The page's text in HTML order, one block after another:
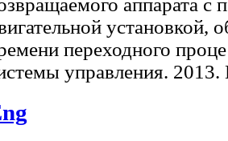
аппарата с
переходного
управления.